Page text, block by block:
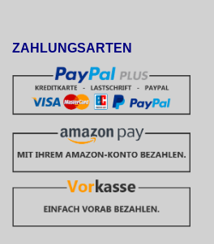
ZAHLUNGSARTEN